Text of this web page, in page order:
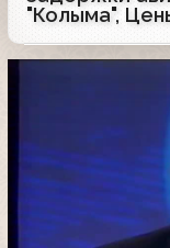
"Колыма",